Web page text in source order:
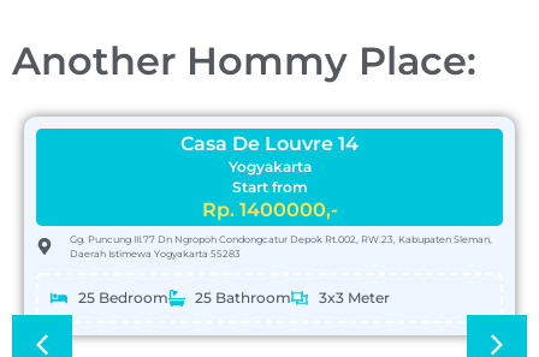
Another Hommy Place:
Casa De Louvre 14
Yogyakarta
Start from
Rp. 1400000,-
Gg. Puncung III.77 Dn Ngropoh Condongcatur Depok Rt.002, RW.23, Kabupaten Sleman,
Daerah Istimewa Yogyakarta 55283
25 Bedroom 25 Bathroom 3x3 Meter